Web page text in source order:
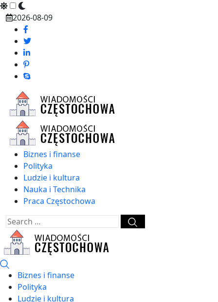
Skip
content
2026-08-09
Biznes i finanse
Polityka
Ludzie i kultura
Nauka i Technika
Praca Częstochowa
Biznes i finanse
Polityka
Ludzie i kultura